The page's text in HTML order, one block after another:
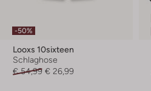
-50%
Looxs 10sixteen
Schlaghose
€ 54,99 € 26,99